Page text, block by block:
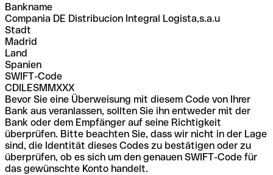
Bankname
Compania DE Distribucion Integral Logista,s.a.u
Stadt
Madrid
Land
Spanien
SWIFT-Code
CDILESMMXXX
Bevor Sie eine Überweisung mit diesem Code von Ihrer
Bank aus veranlassen, sollten Sie ihn entweder mit der
Bank oder dem Empfänger auf seine Richtigkeit
überprüfen. Bitte beachten Sie, dass wir nicht in der Lage
sind, die Identität dieses Codes zu bestätigen oder zu
überprüfen, ob es sich um den genauen SWIFT-Code für
das gewünschte Konto handelt.